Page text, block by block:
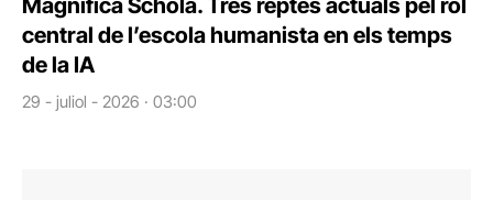
Magnifica Schola. Tres reptes actuals pel rol
central de l’escola humanista en els temps
de la IA
29 - juliol - 2026 · 03:00